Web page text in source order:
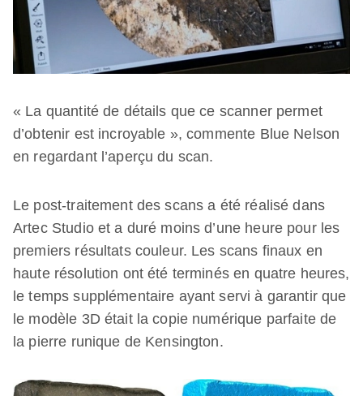
« La quantité de détails que ce scanner permet
d’obtenir est incroyable », commente Blue Nelson
en regardant l’aperçu du scan.
Le post-traitement des scans a été réalisé dans
Artec Studio et a duré moins d’une heure pour les
premiers résultats couleur. Les scans finaux en
haute résolution ont été terminés en quatre heures,
le temps supplémentaire ayant servi à garantir que
le modèle 3D était la copie numérique parfaite de
la pierre runique de Kensington.